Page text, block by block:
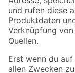
Zahlungsarten
Sicher einkaufen